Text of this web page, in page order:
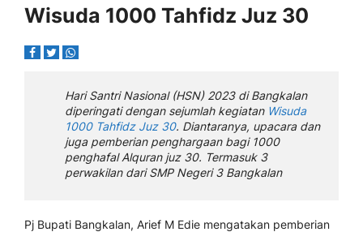
Wisuda 1000 Tahfidz Juz 30
Hari Santri Nasional (HSN) 2023 di Bangkalan
diperingati dengan sejumlah kegiatan Wisuda
1000 Tahfidz Juz 30. Diantaranya, upacara dan
juga pemberian penghargaan bagi 1000
penghafal Alquran juz 30. Termasuk 3
perwakilan dari SMP Negeri 3 Bangkalan
Pj Bupati Bangkalan, Arief M Edie mengatakan pemberian